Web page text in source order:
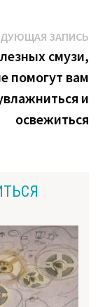
ЗАПИСЬ
смузи,
помогут вам
и
освежиться